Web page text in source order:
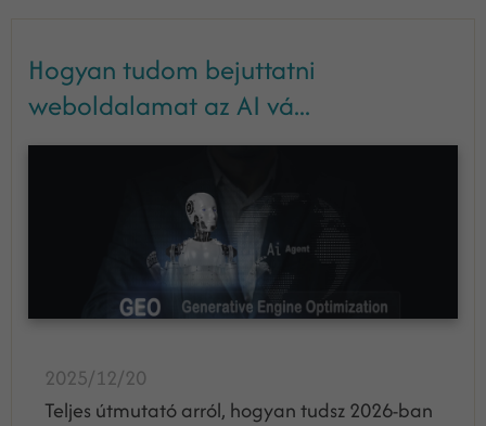
Hogyan tudom bejuttatni
weboldalamat az AI vá...
2025/12/20
Teljes útmutató arról, hogyan tudsz 2026-ban